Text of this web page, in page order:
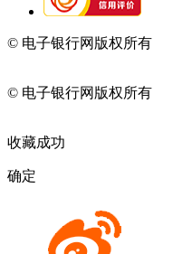
© 电子银行网版权所有
© 电子银行网版权所有
收藏成功
确定